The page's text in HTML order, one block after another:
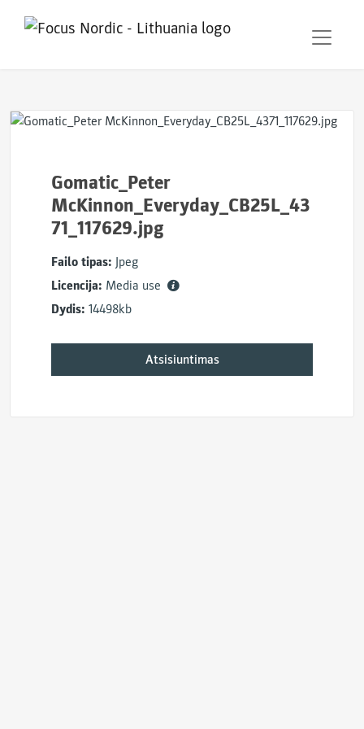
Gomatic_Peter
McKinnon_Everyday_CB25L_43
71_117629.jpg
Failo tipas: Jpeg
Licencija: Media use
Dydis: 14498kb
Atsisiuntimas